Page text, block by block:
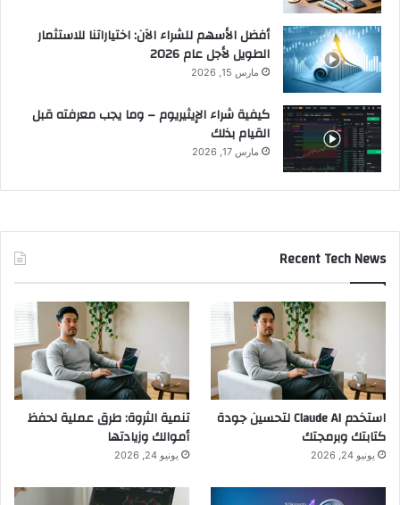
أفضل الأسهم للشراء الآن: اختياراتنا للاستثمار
الطويل لأجل عام 2026
مارس 15, 2026
كيفية شراء الإيثيريوم – وما يجب معرفته قبل
القيام بذلك
مارس 17, 2026
Recent Tech News
استخدم Claude AI لتحسين جودة
كتابتك وبرمجتك
يونيو 24, 2026
تنمية الثروة: طرق عملية لحفظ
أموالك وزيادتها
يونيو 24, 2026